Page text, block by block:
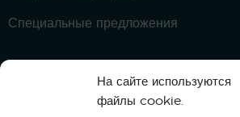
На сайте используются
файлы cookie.
Специальные предложения
Политика
использования